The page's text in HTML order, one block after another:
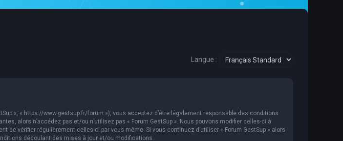
Langue :
», « https://www.gestsup.fr/forum »), vous acceptez d’être légalement responsable des conditions
alors n’accédez pas et/ou n’utilisez pas « Forum GestSup ». Nous pouvons modifier celles-ci à
de vérifier régulièrement celles-ci par vous-même. Si vous continuez d’utiliser « Forum GestSup » alors
découlant des mises à jour et/ou modifications.